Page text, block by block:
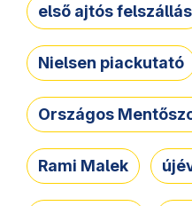
első ajtós felszállás
Nielsen piackutató
Országos
Rami Malek